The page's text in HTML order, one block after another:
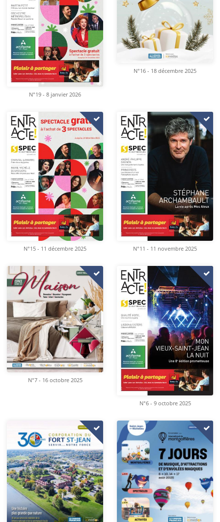
N°19 - 8 janvier 2026
N°16 - 18 décembre 2025
N°15 - 11 décembre 2025 N°11 - 11 novembre 2025
N°7 - 16 octobre 2025
N°6 - 9 octobre 2025